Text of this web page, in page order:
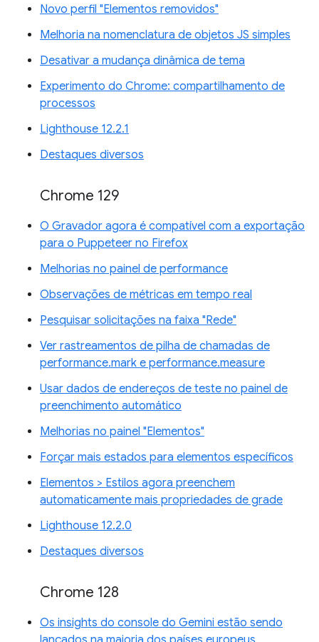
Novo perfil "Elementos removidos"
Melhoria na nomenclatura de objetos JS simples
Desativar a mudança dinâmica de tema
Experimento do Chrome: compartilhamento de
processos
Lighthouse 12.2.1
Destaques diversos
Chrome 129
O Gravador agora é compatível com a exportação
para o Puppeteer no Firefox
Melhorias no painel de performance
Observações de métricas em tempo real
Pesquisar solicitações na faixa "Rede"
Ver rastreamentos de pilha de chamadas de
performance.mark e performance.measure
Usar dados de endereços de teste no painel de
preenchimento automático
Melhorias no painel "Elementos"
Forçar mais estados para elementos específicos
Elementos > Estilos agora preenchem
automaticamente mais propriedades de grade
Lighthouse 12.2.0
Destaques diversos
Chrome 128
Os insights do console do Gemini estão sendo